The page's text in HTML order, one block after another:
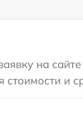
на
и